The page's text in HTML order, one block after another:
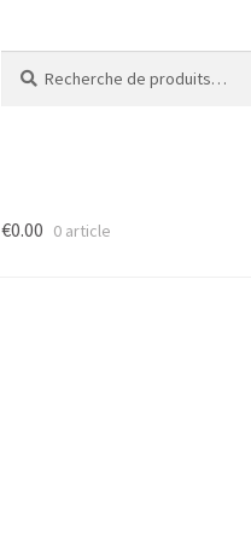
pour :
€0.00 0 article